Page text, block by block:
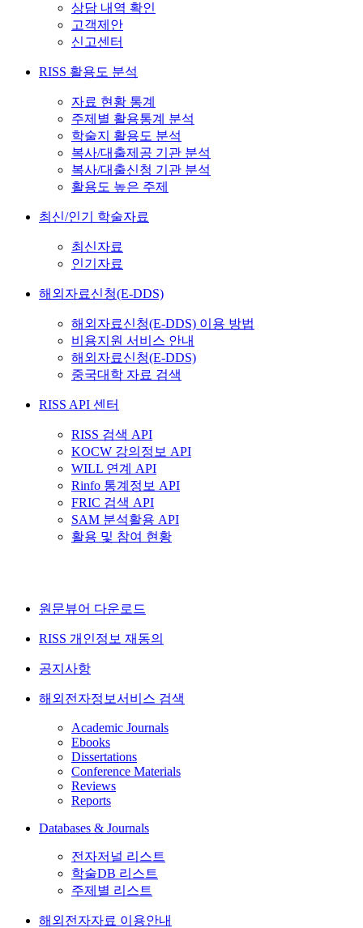
상담 내역 확인
고객제안
신고센터
RISS 활용도 분석
자료 현황 통계
주제별 활용통계 분석
학술지 활용도 분석
복사/대출제공 기관 분석
복사/대출신청 기관 분석
활용도 높은 주제
최신/인기 학술자료
최신자료
인기자료
해외자료신청(E-DDS)
해외자료신청(E-DDS) 이용 방법
비용지원 서비스 안내
해외자료신청(E-DDS)
중국대학 자료 검색
RISS API 센터
RISS 검색 API
KOCW 강의정보 API
WILL 연계 API
Rinfo 통계정보 API
FRIC 검색 API
SAM 분석활용 API
활용 및 참여 현황
원문뷰어 다운로드
RISS 개인정보 재동의
공지사항
해외전자정보서비스 검색
Academic Journals
Ebooks
Dissertations
Conference Materials
Reviews
Reports
Databases & Journals
전자저널 리스트
학술DB 리스트
주제별 리스트
해외전자자료 이용안내